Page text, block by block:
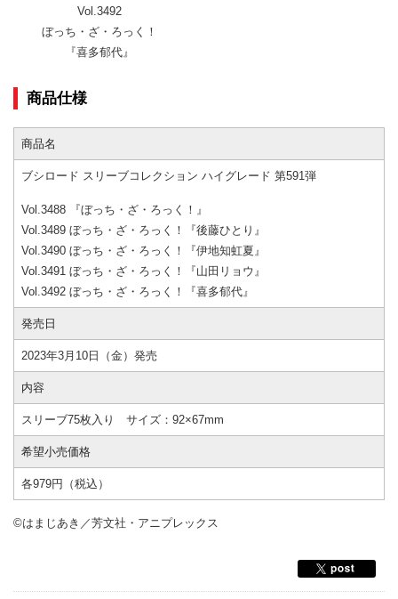
Vol.3492
ぼっち・ざ・ろっく！
『喜多郁代』
商品仕様
商品名
ブシロード スリーブコレクション ハイグレード 第591弾
Vol.3488 『ぼっち・ざ・ろっく！』
Vol.3489 ぼっち・ざ・ろっく！『後藤ひとり』
Vol.3490 ぼっち・ざ・ろっく！『伊地知虹夏』
Vol.3491 ぼっち・ざ・ろっく！『山田リョウ』
Vol.3492 ぼっち・ざ・ろっく！『喜多郁代』
発売日
2023年3月10日（金）発売
内容
スリーブ75枚入り サイズ：92×67mm
希望小売価格
各979円（税込）
©はまじあき／芳文社・アニプレックス